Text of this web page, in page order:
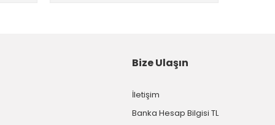
Bize Ulaşın
İletişim
Banka Hesap Bilgisi TL